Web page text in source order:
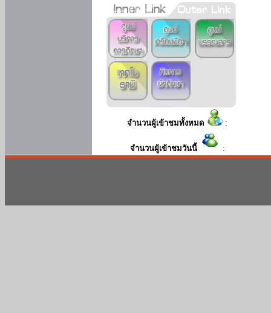
จำนวนผู้เข้าชมทั้งหมด :
จำนวนผู้เข้าชมวันนี้ :